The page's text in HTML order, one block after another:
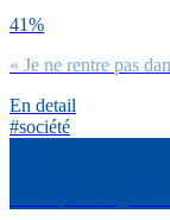
41%
« Je ne rentre pas
En detail
#société